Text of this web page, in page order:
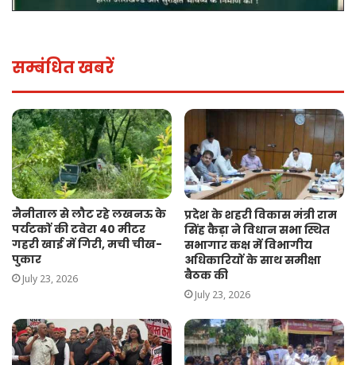
सम्बंधित खबरें
नैनीताल से लौट रहे लखनऊ के
पर्यटकों की टवेरा 40 मीटर
गहरी खाई में गिरी, मची चीख-
पुकार
July 23, 2026
प्रदेश के शहरी विकास मंत्री राम
सिंह कैड़ा ने विधान सभा स्थित
सभागार कक्ष में विभागीय
अधिकारियों के साथ समीक्षा
बैठक की
July 23, 2026